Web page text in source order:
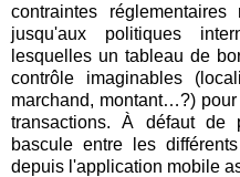
contraintes
jusqu'aux politiques
lesquelles un tableau de
contrôle imaginables
marchand, montant…?)
transactions. À défaut de
bascule entre les
depuis l'application mobile